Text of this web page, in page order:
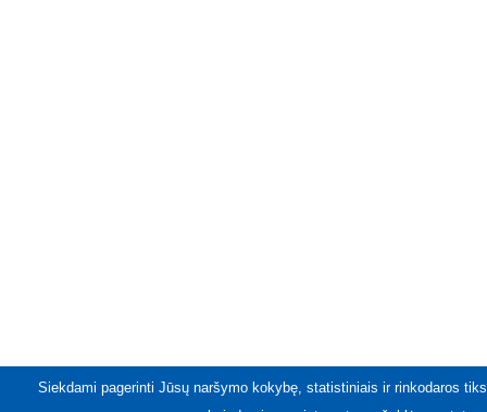
Siekdami pagerinti Jūsų naršymo kokybę, statistiniais ir rinkodaros